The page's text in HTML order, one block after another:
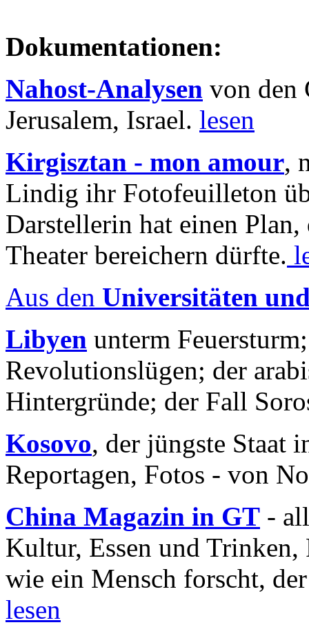
Dokumentationen:
Nahost-Analysen von den
Jerusalem, Israel. lesen
Kirgisztan - mon amour,
Lindig ihr Fotofeuilleton
Darstellerin hat einen Plan,
Theater bereichern dürfte.
Aus den Universitäten
Libyen unterm
Revolutionslügen; der
Hintergründe; der Fall
Kosovo, der jüngste Staat
Reportagen, Fotos - von
China Magazin in GT -
Kultur, Essen und
wie ein Mensch forscht,
lesen